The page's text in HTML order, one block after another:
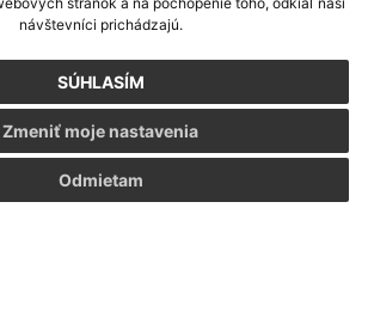
návštevníci prichádzajú.
SÚHLASÍM
Odmietam
Zmeniť moje nastavenia